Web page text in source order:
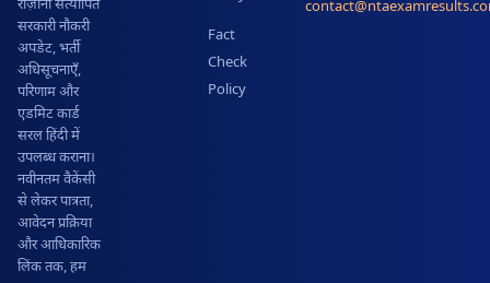
सरकारी नौकरी
अपडेट, भर्ती
अधिसूचनाएँ,
परिणाम और
एडमिट कार्ड
सरल हिंदी में
उपलब्ध कराना।
नवीनतम वैकेंसी
से लेकर पात्रता,
आवेदन प्रक्रिया
और आधिकारिक
लिंक तक, हम
Fact
Check
Policy